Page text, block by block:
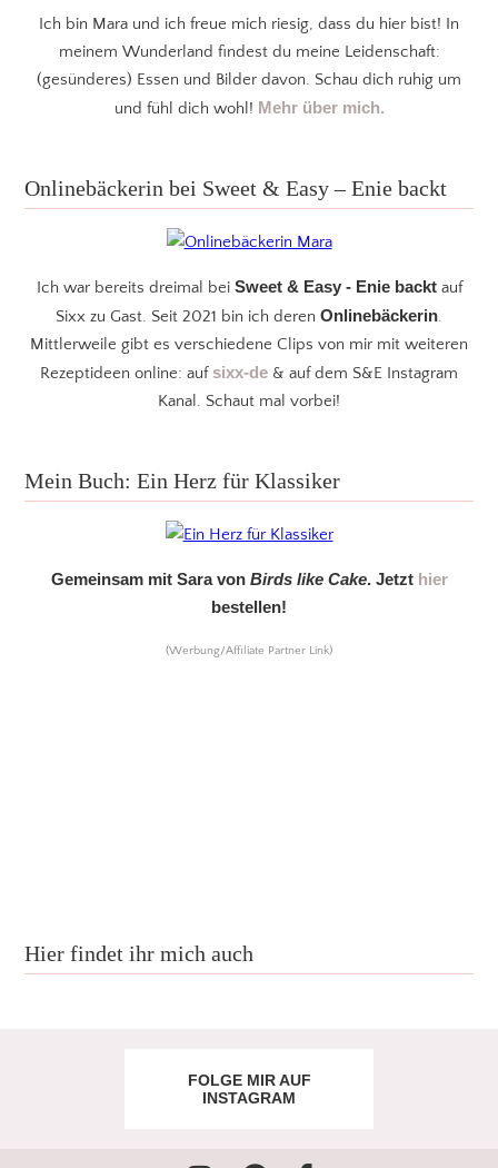
Ich bin Mara und ich freue mich riesig, dass du hier bist! In
meinem Wunderland findest du meine Leidenschaft:
(gesünderes) Essen und Bilder davon. Schau dich ruhig um
und fühl dich wohl! Mehr über mich.
Onlinebäckerin bei Sweet & Easy – Enie backt
Ich war bereits dreimal bei Sweet & Easy - Enie backtauf
Sixx zu Gast. Seit 2021 bin ich deren Onlinebäckerin.
Mittlerweile gibt es verschiedene Clips von mir mit weiteren
Rezeptideen online: auf sixx-de & auf dem S&E Instagram
Kanal. Schaut mal vorbei!
Mein Buch: Ein Herz für Klassiker
Gemeinsam mit Sara von Birds like Cake. Jetzt hier
bestellen!
(Werbung/Affiliate Partner Link)
Hier findet ihr mich auch
FOLGE MIR AUF
INSTAGRAM